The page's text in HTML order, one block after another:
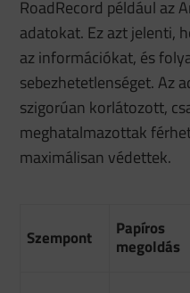
RoadRecord például az
adatokat. Ez azt jelenti,
az információkat, és
sebezhetetlenséget. Az
szigorúan korlátozott,
meghatalmazottak
maximálisan védettek.
Szempont
Papíros
megoldás